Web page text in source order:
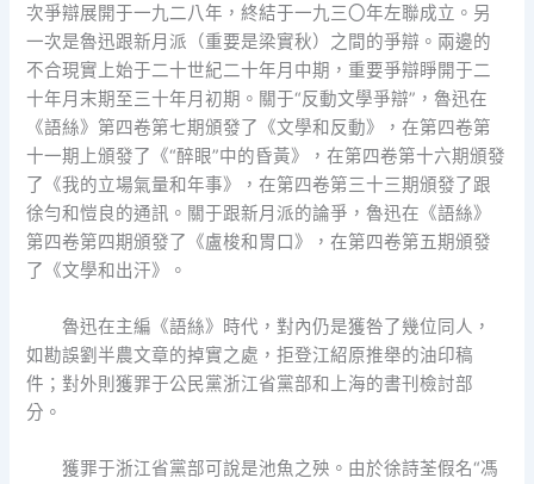
次爭辯展開于一九二八年，終結于一九三〇年左聯成立。另
一次是魯迅跟新月派（重要是梁實秋）之間的爭辯。兩邊的
不合現實上始于二十世紀二十年月中期，重要爭辯睜開于二
十年月末期至三十年月初期。關于“反動文學爭辯”，魯迅在
《語絲》第四卷第七期頒發了《文學和反動》，在第四卷第
十一期上頒發了《“醉眼”中的昏黃》，在第四卷第十六期頒發
了《我的立場氣量和年事》，在第四卷第三十三期頒發了跟
徐勻和愷良的通訊。關于跟新月派的論爭，魯迅在《語絲》
第四卷第四期頒發了《盧梭和胃口》，在第四卷第五期頒發
了《文學和出汗》。
魯迅在主編《語絲》時代，對內仍是獲咎了幾位同人，
如勘誤劉半農文章的掉實之處，拒登江紹原推舉的油印稿
件；對外則獲罪于公民黨浙江省黨部和上海的書刊檢討部
分。
獲罪于浙江省黨部可說是池魚之殃。由於徐詩荃假名“馮